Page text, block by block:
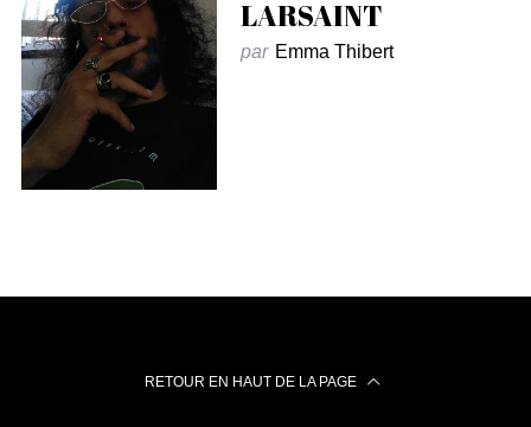
LARSAINT
par Emma Thibert
RETOUR EN HAUT DE LA PAGE